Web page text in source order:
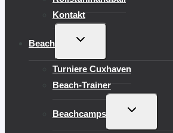
Kontakt
Beach
UNTERMENÜ
Turniere Cuxhaven
Beach-Trainer
Beachcamps
UNTERMENÜ